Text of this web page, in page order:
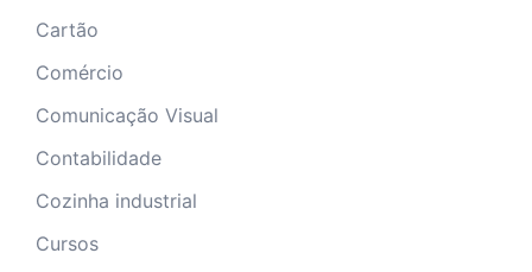
Cartão
Comércio
Comunicação Visual
Contabilidade
Cozinha industrial
Cursos